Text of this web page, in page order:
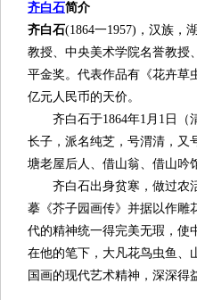
齐白石简介
齐白石(1864一1957)，汉族，
教授、中央美术学院名誉教授
平金奖。代表作品有《花卉草
亿元人民币的天价。
齐白石于1864年1月1日（清
长子，派名纯芝，号渭清，又
塘老屋后人、借山翁、借山吟
齐白石出身贫寒，做过农活
摹《芥子园画传》并据以作雕
代的精神统一得完美无瑕，使
在他的笔下，大凡花鸟虫鱼、
国画的现代艺术精神，深深